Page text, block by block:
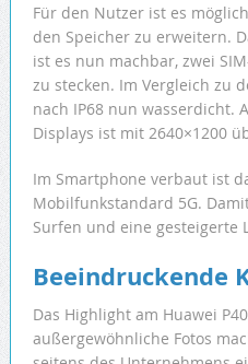
Für den Nutzer ist es
den Speicher zu erweitern.
ist es nun machbar, zwei
zu stecken. Im Vergleich zu
nach IP68 nun wasserdicht.
Displays ist mit 2640×1200
Im Smartphone verbaut ist
Mobilfunkstandard 5G.
Surfen und eine gesteigerte
Beeindruckende
Das Highlight am Huawei
außergewöhnliche Fotos